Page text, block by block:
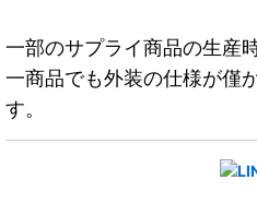
一部のサプライ商品の生産
一商品でも外装の仕様が僅
す。